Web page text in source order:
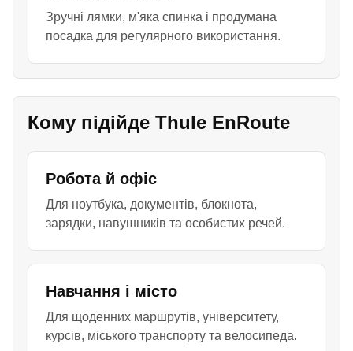
Зручні лямки, м'яка спинка і продумана
посадка для регулярного використання.
Кому підійде Thule EnRoute
Робота й офіс
Для ноутбука, документів, блокнота,
зарядки, навушників та особистих речей.
Навчання і місто
Для щоденних маршрутів, університету,
курсів, міського транспорту та велосипеда.